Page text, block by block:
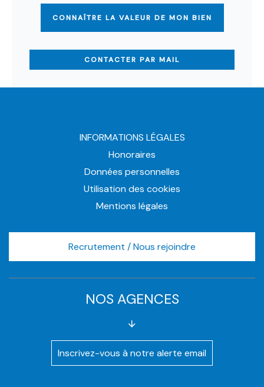
CONNAÎTRE LA VALEUR DE MON BIEN
CONTACTER PAR MAIL
INFORMATIONS LÉGALES
Honoraires
Données personnelles
Utilisation des cookies
Mentions légales
Recrutement / Nous rejoindre
NOS AGENCES
Inscrivez-vous à notre alerte email